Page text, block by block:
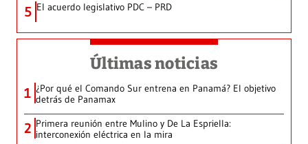
5 El acuerdo legislativo PDC – PRD
Últimas noticias
1 ¿Por qué el Comando Sur entrena en Panamá? El objetivo
detrás de Panamax
2 Primera reunión entre Mulino y De La Espriella:
interconexión eléctrica en la mira